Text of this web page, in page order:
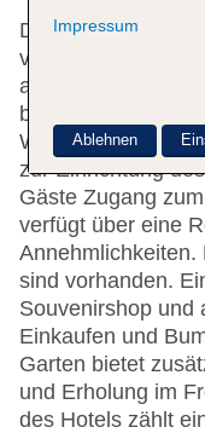
Das Hotel bietet 4
verfügt über 4
an der Rezeption
behilflich. Eine
Wechselstube und
zur Einrichtung
Gäste Zugang
verfügt über eine
Annehmlichkeiten.
sind vorhanden.
Souvenirshop und
Einkaufen und
Garten bietet
und Erholung im
des Hotels zählt
Impressum
Ablehnen